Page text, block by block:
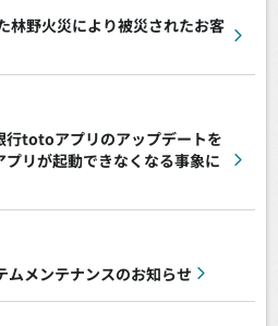
林野火災により被災されたお客
行totoアプリのアップデートを
リが起動できなくなる事象に
ムメンテナンスのお知らせ